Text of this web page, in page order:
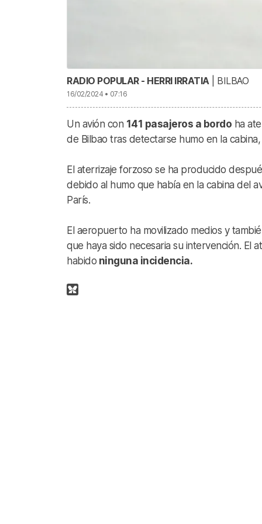
RADIO POPULAR - HERRI IRRATIA | BILBAO
16/02/2024 • 07:16
Un avión con 141 pasajeros a bordo ha
de Bilbao tras detectarse humo en la
El aterrizaje forzoso se ha producido
debido al humo que había en la cabina del
París.
El aeropuerto ha movilizado medios y
que haya sido necesaria su intervención. El
habido ninguna incidencia.